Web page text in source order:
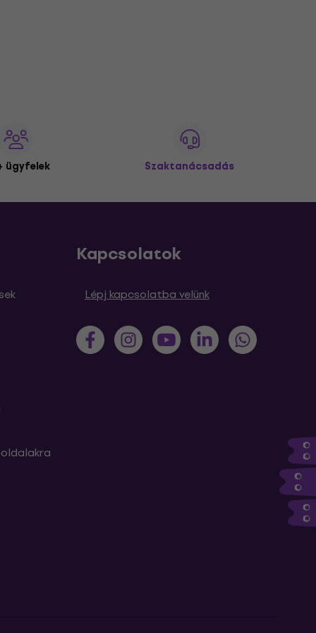
ügyfelek Szaktanácsadás
Kapcsolatok
Lépj kapcsolatba velünk